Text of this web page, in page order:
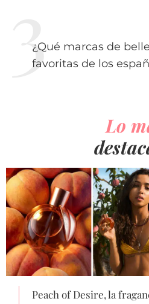
¿Qué marcas de
favoritas de los
Lo
Peach of Desire, la